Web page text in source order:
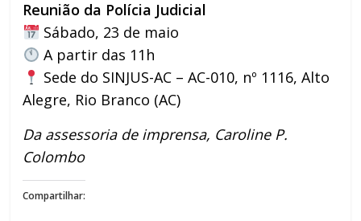
Reunião da Polícia Judicial
Sábado, 23 de maio
A partir das 11h
Sede do SINJUS-AC – AC-010, nº 1116, Alto
Alegre, Rio Branco (AC)
Da assessoria de imprensa, Caroline P.
Colombo
Compartilhar: